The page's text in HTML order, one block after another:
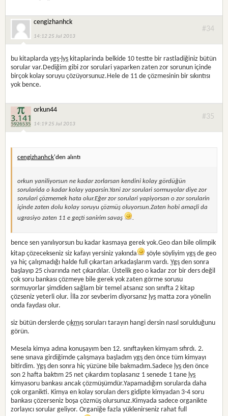
cengizhanhck
14:12 25 Jul 2013
#34
bu kitaplardaygs- lys kitaplarinda belkide 10 testte bir rastladiğiniz bütün
sorular var.Dediğim gibi zor sorulari yaparken zaten zor sorunun içinde
birçok kolay soruyu çözüyorsunuz.Hele de 11 de çözmesinin bir sıkıntısı
yok bence.
orkun44
14:19 25 Jul 2013
#35
cengizhanhck'den alıntı
orkun yaniliyorsun ne kadar zorlarsan kendini kolay gördüğün
sorularida o kadar kolay yaparsin.Yani zor sorulari sormuyolar diye zor
sorulari çözmemek hata olur.Eğer zor sorulari yapiyorsan o zor sorularin
içinde zaten dolu kolay soruyu çözmüş oluyorsun.Zaten hobi amaçli da
ugrasiyo zaten 11 e geçti sanirim savaş
.
bence sen yanılıyorsun bu kadar kasmaya gerek yok.Geo dan bile olimpik
kitap çözecekseniz siz kafayı yersiniz yakında
şöyle söyliyimygs de geo
ya hiç çalışmadığı halde full çıkartan arkadaşlarım vardı.Ygs den sonra
başlayıp 25 civarında net çıkardılar. Üstelik geo o kadar zor bir ders değil
çok soru bankası çözmeye bile gerek yok zaten görme sorusu
sormuyorlar şimdiden sağlam bir temel atsanız son sınıfta 2 kitap
çözseniz yeterli olur. İlla zor sevberim diyorsanız lys matta zora yönelin
onda faydası olur.
siz bütün derslerde çıkmış soruları tarayın hangi dersin nasıl sorulduğunu
görün.
Mesela kimya adına konuşayım ben 12. sınıftayken kimyam sıfırdı. 2.
sene sınava girdiğimde çalışmaya başladımygs den önce tüm kimyayı
bitirdim.Ygs den sonra hiç yüzüne bile bakmadım.Sadece lys den önce
son 2 hafta baktım 25 net çıkardım toplasanız 1 senede 1 tane lys
kimyasoru bankası ancak çözmüşümdür.Yapamadığım sorularda daha
çok organikti. Kimya en kolay sorulan ders gidipte kimyadan 3-4 soru
bankası çözerseniz boşa çözmüş olursunuz.Kimyada sadece organikte
zorlayıcı sorular geliyor. Organiğe fazla yüklenirseniz rahat full